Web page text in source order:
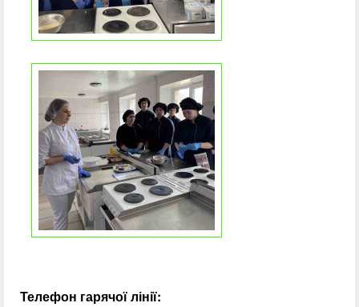
Телефон гарячої лінії: